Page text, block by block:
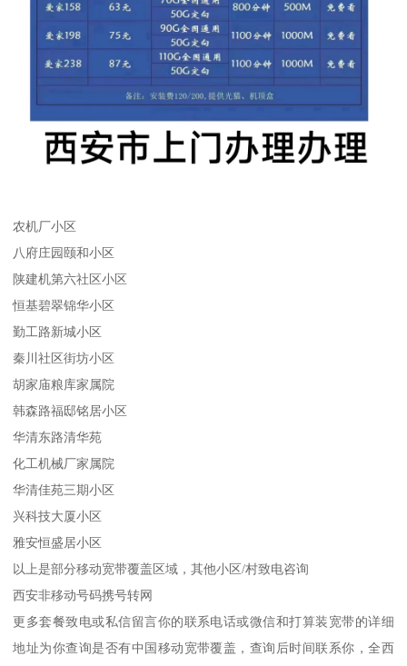
农机厂小区
八府庄园颐和小区
陕建机第六社区小区
恒基碧翠锦华小区
勤工路新城小区
秦川社区街坊小区
胡家庙粮库家属院
韩森路福邸铭居小区
华清东路清华苑
化工机械厂家属院
华清佳苑三期小区
兴科技大厦小区
雅安恒盛居小区
以上是部分移动宽带覆盖区域，其他小区/村致电咨询
西安非移动号码携号转网
更多套餐致电或私信留言你的联系电话或微信和打算装宽带的详细
地址为你查询是否有中国移动宽带覆盖，查询后时间联系你，全西